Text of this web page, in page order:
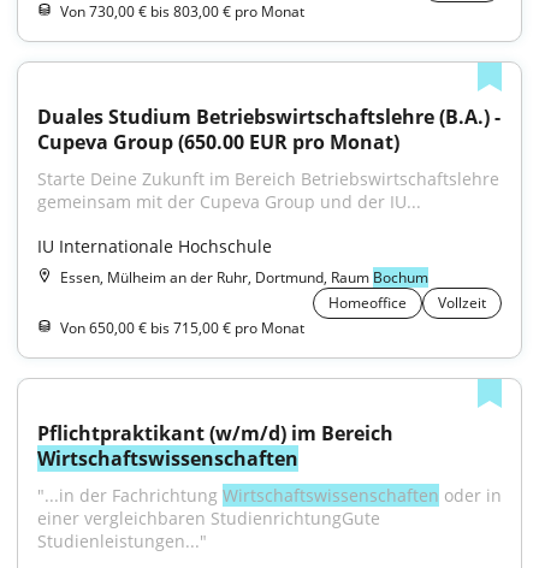
Von 730,00 € bis 803,00 € pro Monat
Duales Studium Betriebswirtschaftslehre (B.A.) -
Cupeva Group (650.00 EUR pro Monat)
Starte Deine Zukunft im Bereich Betriebswirtschaftslehre
gemeinsam mit der Cupeva Group und der IU...
IU Internationale Hochschule
Essen, Mülheim an der Ruhr, Dortmund, Raum Bochum
Homeoffice
Vollzeit
Von 650,00 € bis 715,00 € pro Monat
Wirtschaftswissenschaften
"...in der Fachrichtung Wirtschaftswissenschaften oder in
einer vergleichbaren StudienrichtungGute
Studienleistungen..."